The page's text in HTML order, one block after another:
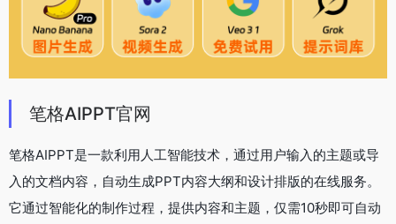
笔格AIPPT官网
笔格AIPPT是一款利用人工智能技术，通过用户输入的主题或导
入的文档内容，自动生成PPT内容大纲和设计排版的在线服务。
它通过智能化的制作过程，提供内容和主题，仅需10秒即可自动